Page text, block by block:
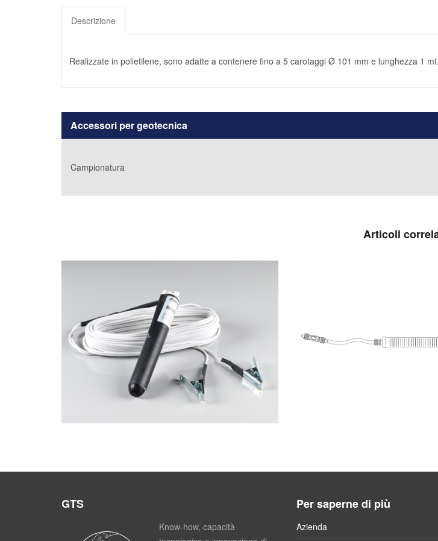
Descrizione
Realizzate in polietilene, sono adatte a contenere fino a 5 carotaggi Ø 101 mm e lunghezza 1
Accessori per geotecnica
Campionatura
Articoli
Pompe per campionamenti acqua Nesty Probe
GTS
Know-how, capacità
Per saperne di più
Azienda